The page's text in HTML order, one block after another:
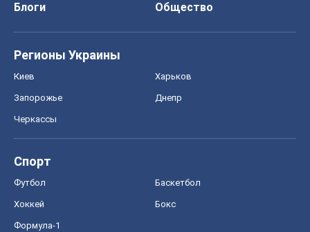
Блоги
Общество
Регионы Украины
Киев Харьков
Запорожье Днепр
Черкассы
Спорт
Футбол Баскетбол
Хоккей Бокс
Формула-1